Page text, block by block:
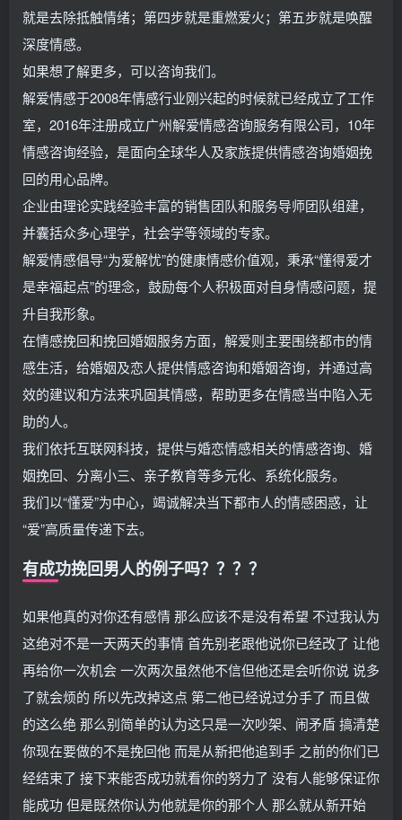
就是去除抵触情绪；第四步就是重燃爱火；第五步就是唤醒
深度情感。
如果想了解更多，可以咨询我们。
解爱情感于2008年情感行业刚兴起的时候就已经成立了工作
室，2016年注册成立广州解爱情感咨询服务有限公司，10年
情感咨询经验，是面向全球华人及家族提供情感咨询婚姻挽
回的用心品牌。
企业由理论实践经验丰富的销售团队和服务导师团队组建，
并囊括众多心理学，社会学等领域的专家。
解爱情感倡导“为爱解忧”的健康情感价值观，秉承“懂得爱才
是幸福起点”的理念，鼓励每个人积极面对自身情感问题，提
升自我形象。
在情感挽回和挽回婚姻服务方面，解爱则主要围绕都市的情
感生活，给婚姻及恋人提供情感咨询和婚姻咨询，并通过高
效的建议和方法来巩固其情感，帮助更多在情感当中陷入无
助的人。
我们依托互联网科技，提供与婚恋情感相关的情感咨询、婚
姻挽回、分离小三、亲子教育等多元化、系统化服务。
我们以“懂爱”为中心，竭诚解决当下都市人的情感困惑，让
“爱”高质量传递下去。
有成功挽回男人的例子吗？？？？
如果他真的对你还有感情 那么应该不是没有希望 不过我认为
这绝对不是一天两天的事情 首先别老跟他说你已经改了 让他
再给你一次机会 一次两次虽然他不信但他还是会听你说 说多
了就会烦的 所以先改掉这点 第二他已经说过分手了 而且做
的这么绝 那么别简单的认为这只是一次吵架、闹矛盾 搞清楚
你现在要做的不是挽回他 而是从新把他追到手 之前的你们已
经结束了 接下来能否成功就看你的努力了 没有人能够保证你
能成功 但是既然你认为他就是你的那个人 那么就从新开始